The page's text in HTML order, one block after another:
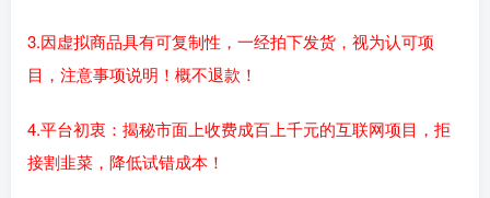
3.因虚拟商品具有可复制性，一经拍下发货，视为认可项
目，注意事项说明！概不退款！
4.平台初衷：揭秘市面上收费成百上千元的互联网项目，拒
接割韭菜，降低试错成本！